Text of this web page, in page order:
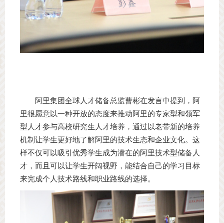
阿里集团全球人才储备总监曹彬在发言中提到，阿
里很愿意以一种开放的态度来推动阿里的专家型和领军
型人才参与高校研究生人才培养，通过以老带新的培养
机制让学生更好地了解阿里的技术生态和企业文化。这
样不仅可以吸引优秀学生成为潜在的阿里技术型储备人
才，而且可以让学生开阔视野，能结合自己的学习目标
来完成个人技术路线和职业路线的选择。